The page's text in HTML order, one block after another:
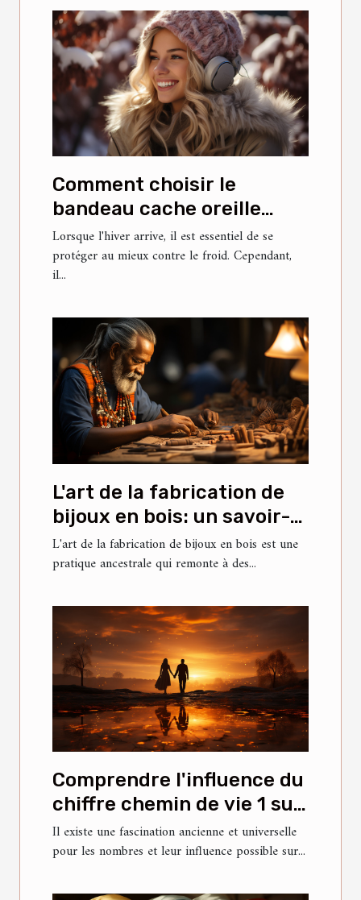
Comment choisir le
bandeau cache oreille
parfait pour l'hiver
Lorsque l'hiver arrive, il est essentiel de se
protéger au mieux contre le froid. Cependant,
il...
L'art de la fabrication de
bijoux en bois: un savoir-
faire ancestral
L'art de la fabrication de bijoux en bois est une
pratique ancestrale qui remonte à des...
Comprendre l'influence du
chiffre chemin de vie 1 sur
la personnalité et les
relations
Il existe une fascination ancienne et universelle
pour les nombres et leur influence possible sur...